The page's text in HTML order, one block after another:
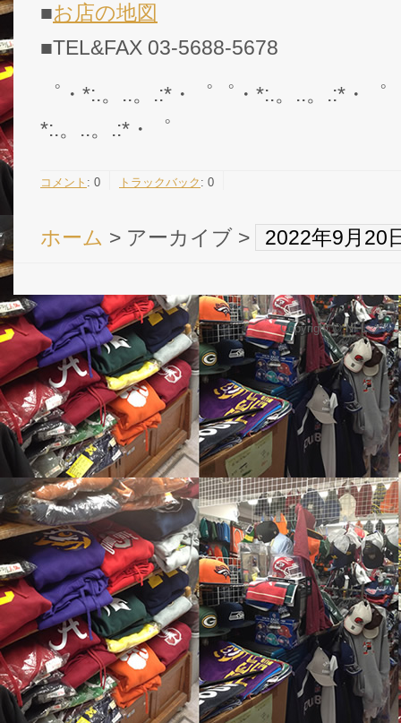
■お店の地図
■TEL&FAX 03-5688-5678
゜・*:.。..。.:*・゜゜・*:.。..。.:*・
*:.。..。.:*・゜
コメント : 0 トラックバック : 0
ホーム > アーカイブ > 2022年9月20
Copyright © NFL グッ